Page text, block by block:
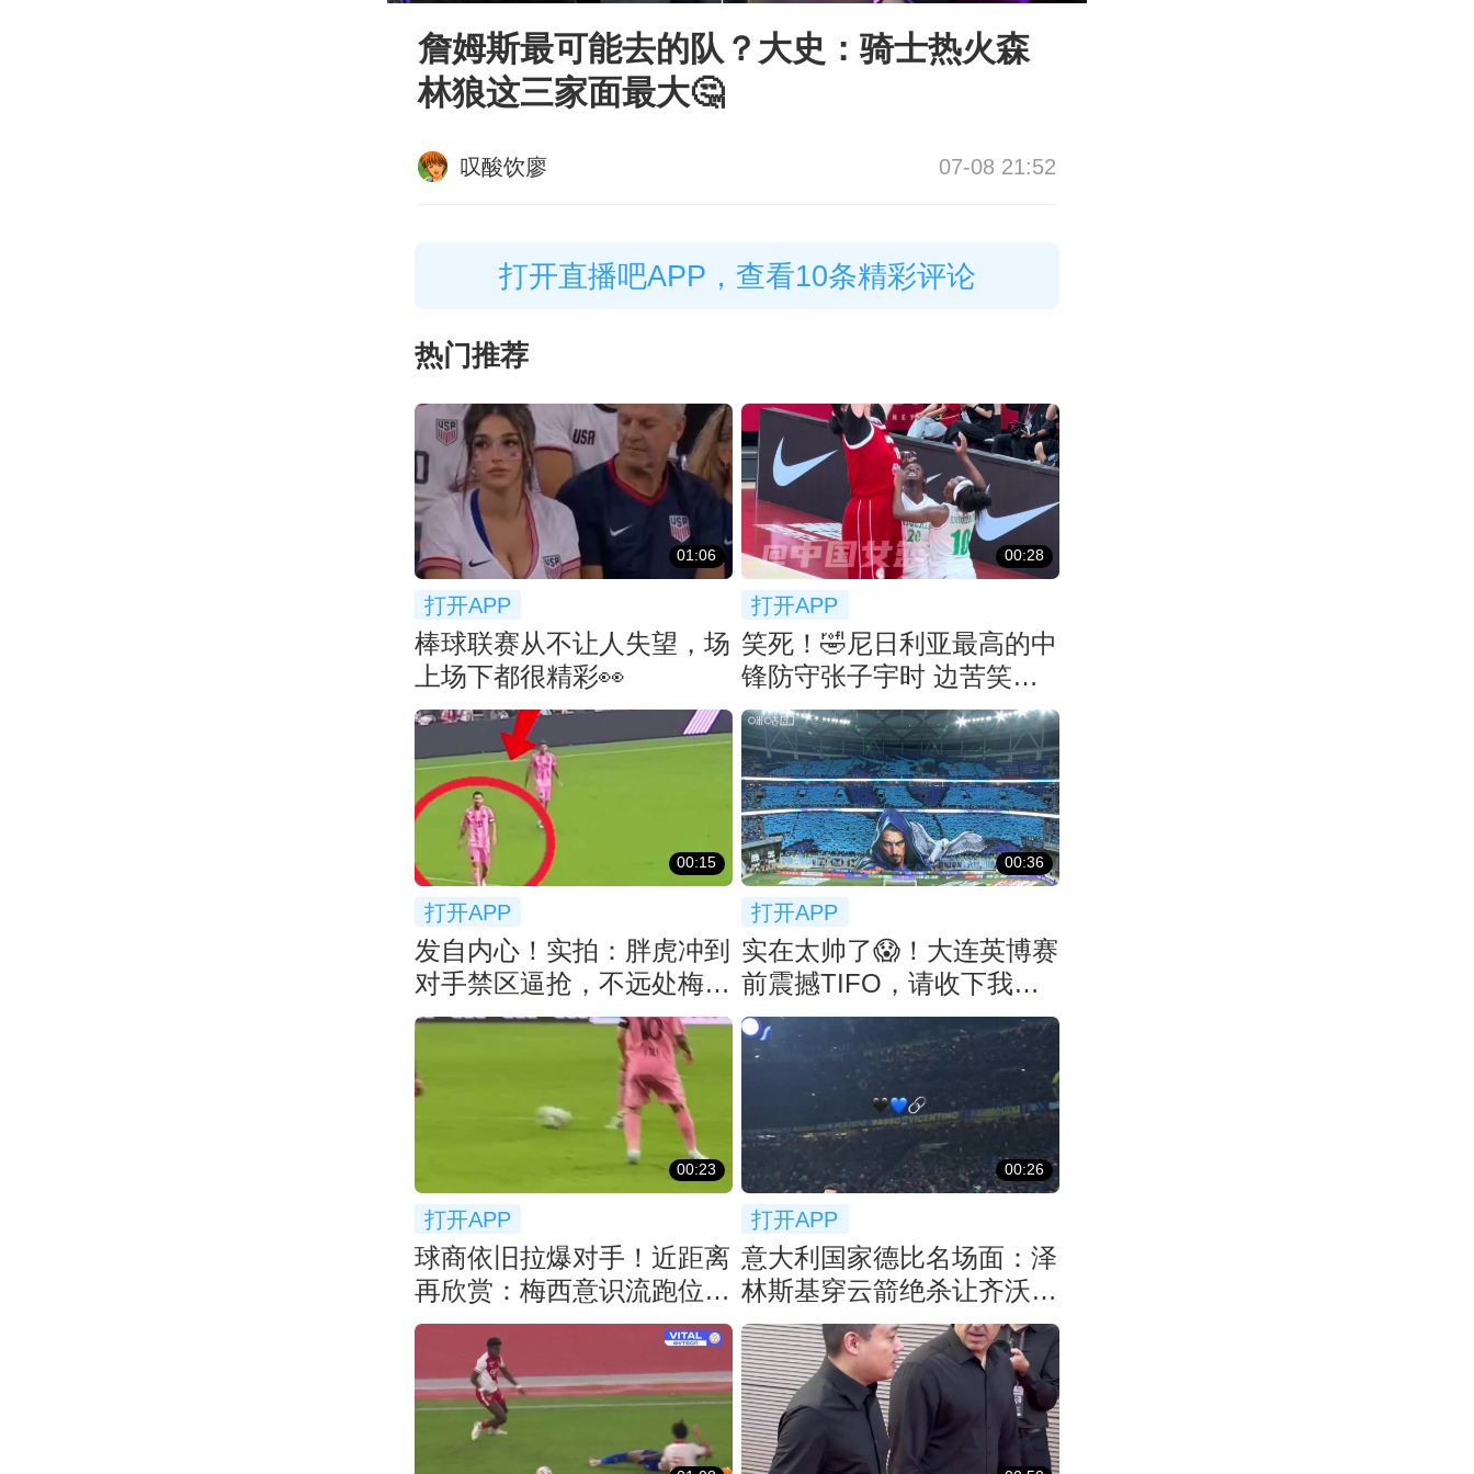
詹姆斯最可能去的队？大史：骑士热火森
林狼这三家面最大🤔
叹酸饮廖 07-08 21:52
打开直播吧APP，查看10条精彩评论
热门推荐
01:06
打开APP
棒球联赛从不让人失望，场
上场下都很精彩👀
00:28
打开APP
笑死！🤣尼日利亚最高的中
锋防守张子宇时 边苦笑边
弃防
00:15
打开APP
发自内心！实拍：胖虎冲到
对手禁区逼抢，不远处梅西
微笑送上掌声
00:36
打开APP
实在太帅了😱！大连英博赛
前震撼TIFO，请收下我的
膝盖
00:23
打开APP
球商依旧拉爆对手！近距离
再欣赏：梅西意识流跑位不
停球垫射破门
00:26
打开APP
意大利国家德比名场面：泽
林斯基穿云箭绝杀让齐沃激
动怒扔水瓶